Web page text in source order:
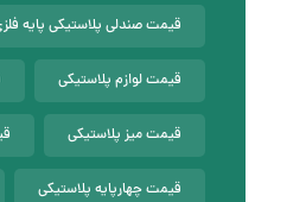
قیمت صندلی پلاستیکی پایه
قیمت لوازم پلاستیکی
قیمت میز پلاستیکی
قیمت چهارپایه پلاستیکی